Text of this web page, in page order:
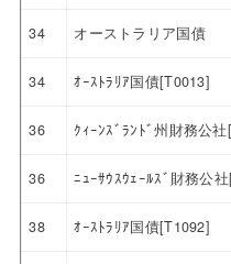
34 オーストラリア国債
34 ｵｰｽﾄﾗﾘｱ国債[T0013]
36 ｸｨｰﾝｽﾞﾗﾝﾄﾞ州財務公
36 ﾆｭｰｻｳｽｳｪｰﾙｽﾞ財務公
38 ｵｰｽﾄﾗﾘｱ国債[T1092]